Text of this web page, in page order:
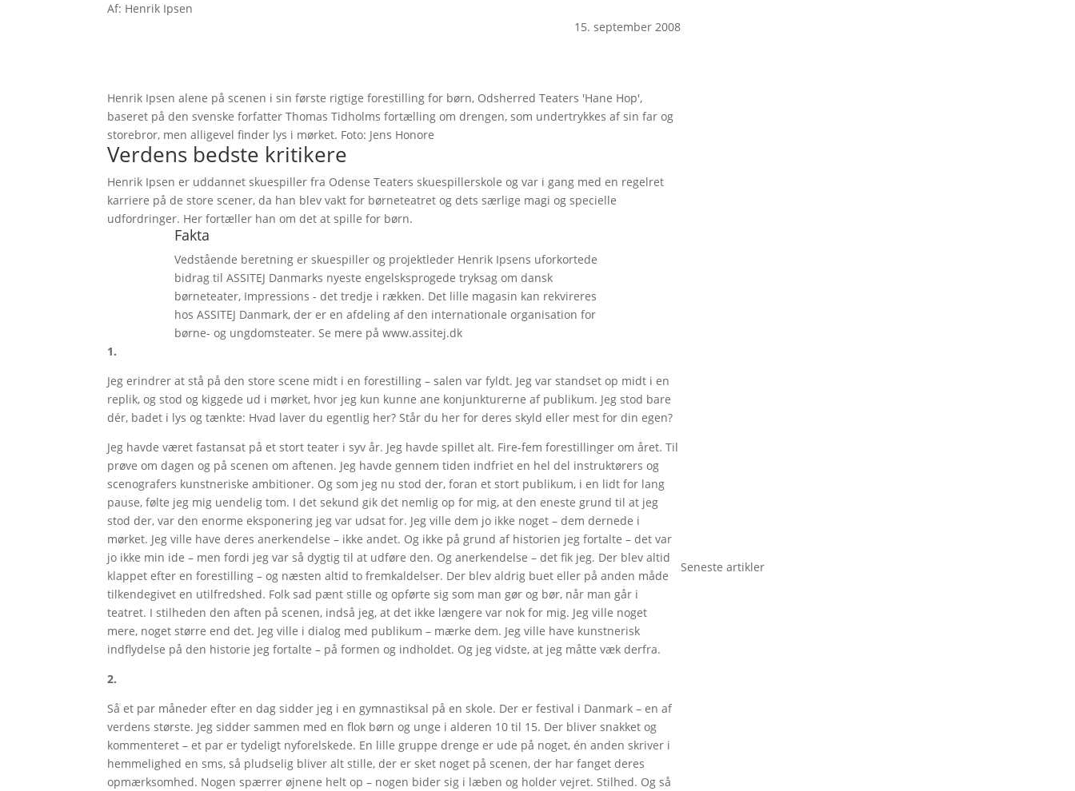
Af: Henrik Ipsen
15. september 2008
Henrik Ipsen alene på scenen i sin første rigtige forestilling for børn, Odsherred Teaters 'Hane Hop',
baseret på den svenske forfatter Thomas Tidholms fortælling om drengen, som undertrykkes af sin far og
storebror, men alligevel finder lys i mørket. Foto: Jens Honore
Verdens bedste kritikere
Henrik Ipsen er uddannet skuespiller fra Odense Teaters skuespillerskole og var i gang med en regelret
karriere på de store scener, da han blev vakt for børneteatret og dets særlige magi og specielle
udfordringer. Her fortæller han om det at spille for børn.
Fakta
Vedstående beretning er skuespiller og projektleder Henrik Ipsens uforkortede
bidrag til ASSITEJ Danmarks nyeste engelsksprogede tryksag om dansk
børneteater, Impressions - det tredje i rækken. Det lille magasin kan rekvireres
hos ASSITEJ Danmark, der er en afdeling af den internationale organisation for
børne- og ungdomsteater. Se mere på www.assitej.dk
1.
Jeg erindrer at stå på den store scene midt i en forestilling – salen var fyldt. Jeg var standset op midt i en
replik, og stod og kiggede ud i mørket, hvor jeg kun kunne ane konjunkturerne af publikum. Jeg stod bare
dér, badet i lys og tænkte: Hvad laver du egentlig her? Står du her for deres skyld eller mest for din egen?
Jeg havde været fastansat på et stort teater i syv år. Jeg havde spillet alt. Fire-fem forestillinger om året. Til
prøve om dagen og på scenen om aftenen. Jeg havde gennem tiden indfriet en hel del instruktørers og
scenografers kunstneriske ambitioner. Og som jeg nu stod der, foran et stort publikum, i en lidt for lang
pause, følte jeg mig uendelig tom. I det sekund gik det nemlig op for mig, at den eneste grund til at jeg
stod der, var den enorme eksponering jeg var udsat for. Jeg ville dem jo ikke noget – dem dernede i
mørket. Jeg ville have deres anerkendelse – ikke andet. Og ikke på grund af historien jeg fortalte – det var
jo ikke min ide – men fordi jeg var så dygtig til at udføre den. Og anerkendelse – det fik jeg. Der blev altid
klappet efter en forestilling – og næsten altid to fremkaldelser. Der blev aldrig buet eller på anden måde
tilkendegivet en utilfredshed. Folk sad pænt stille og opførte sig som man gør og bør, når man går i
teatret. I stilheden den aften på scenen, indså jeg, at det ikke længere var nok for mig. Jeg ville noget
mere, noget større end det. Jeg ville i dialog med publikum – mærke dem. Jeg ville have kunstnerisk
indflydelse på den historie jeg fortalte – på formen og indholdet. Og jeg vidste, at jeg måtte væk derfra.
2.
Så et par måneder efter en dag sidder jeg i en gymnastiksal på en skole. Der er festival i Danmark – en af
verdens største. Jeg sidder sammen med en flok børn og unge i alderen 10 til 15. Der bliver snakket og
kommenteret – et par er tydeligt nyforelskede. En lille gruppe drenge er ude på noget, én anden skriver i
hemmelighed en sms, så pludselig bliver alt stille, der er sket noget på scenen, der har fanget deres
opmærksomhed. Nogen spærrer øjnene helt op – nogen bider sig i læben og holder vejret. Stilhed. Og så
Seneste artikler